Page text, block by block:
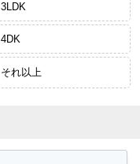
3LDK
4DK
それ以上